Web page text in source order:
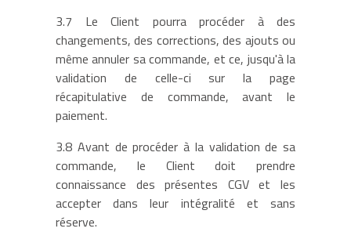
3.7 Le Client pourra procéder à des
changements, des corrections, des ajouts ou
même annuler sa commande, et ce, jusqu'à la
validation de celle-ci sur la page
récapitulative de commande, avant le
paiement.
3.8 Avant de procéder à la validation de sa
commande, le Client doit prendre
connaissance des présentes CGV et les
accepter dans leur intégralité et sans
réserve.